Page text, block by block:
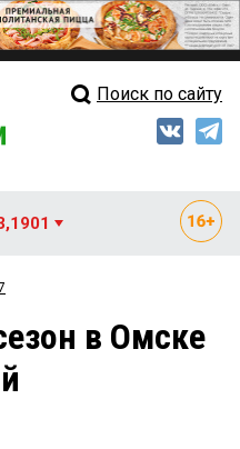
Свежий выпуск
Рейтинги
Поиск по сайту
в Омске